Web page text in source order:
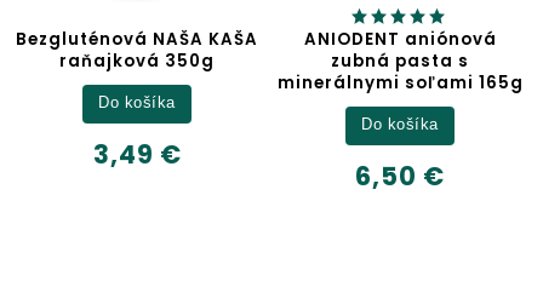
NAŠA KAŠA
350g
ANIODENT aniónová
zubná pasta s
minerálnymi soľami 165g